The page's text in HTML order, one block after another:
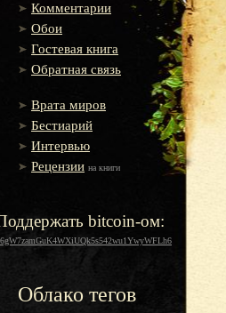
Комментарии
Обои
Гостевая книга
Обратная связь
Врата миров
Бестиарий
Интервью
Рецензии на книги
bitcoin-ом:
Облако тегов